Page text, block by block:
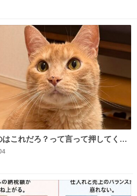
これだろ？って言って押してくれ